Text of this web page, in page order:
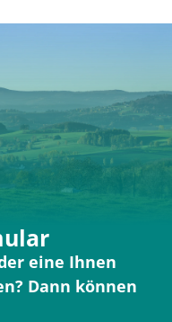
eine Ihnen
Dann können